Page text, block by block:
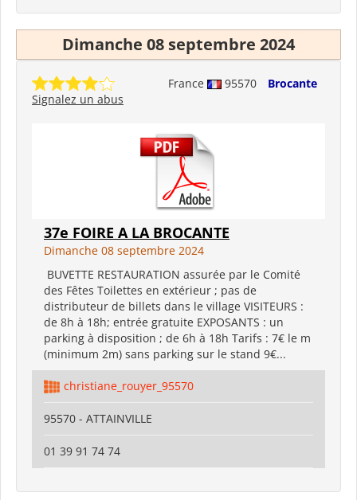
Dimanche 08 septembre 2024
France 95570
Brocante
Signalez un abus
37e FOIRE A LA BROCANTE
Dimanche 08 septembre 2024
BUVETTE RESTAURATION assurée par le Comité
des Fêtes Toilettes en extérieur ; pas de
distributeur de billets dans le village VISITEURS :
de 8h à 18h; entrée gratuite EXPOSANTS : un
parking à disposition ; de 6h à 18h Tarifs : 7€ le m
(minimum 2m) sans parking sur le stand 9€...
christiane_rouyer_95570
95570 - ATTAINVILLE
01 39 91 74 74